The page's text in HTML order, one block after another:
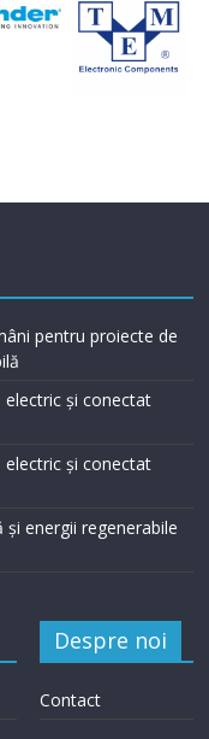
pentru proiecte de
electric și conectat
electric și conectat
energii regenerabile
Despre noi
Contact